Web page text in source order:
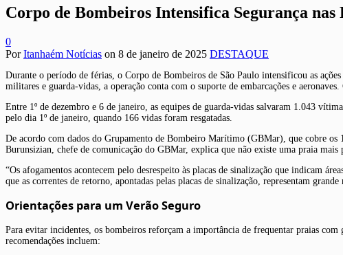
Corpo de Bombeiros Intensifica Segurança
0
PorItanhaém Notícias on 8 de janeiro de 2025 DESTAQUE
Durante o período de férias, o Corpo de Bombeiros de São Paulo intensificou as
militares e guarda-vidas, a operação conta com o suporte de embarcações e
Entre 1º de dezembro e 6 de janeiro, as equipes de guarda-vidas salvaram 1.043
pelo dia 1º de janeiro, quando 166 vidas foram resgatadas.
De acordo com dados do Grupamento de Bombeiro Marítimo (GBMar), que cobre
Burunsizian, chefe de comunicação do GBMar, explica que não existe uma praia
“Os afogamentos acontecem pelo desrespeito às placas de sinalização que indicam
que as correntes de retorno, apontadas pelas placas de sinalização, representam
Orientações para um Verão Seguro
Para evitar incidentes, os bombeiros reforçam a importância de frequentar praias
recomendações incluem: